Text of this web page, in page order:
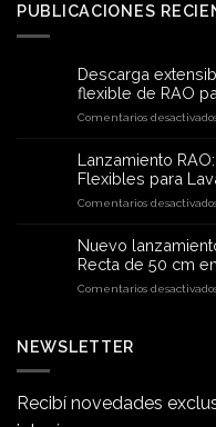
PUBLICACIONES
Descarga
flexible de RAO
Comentarios
Lanzamiento
Flexibles para
Comentarios
Nuevo
Recta de 50 cm
Comentarios
NEWSLETTER
Recibí novedades